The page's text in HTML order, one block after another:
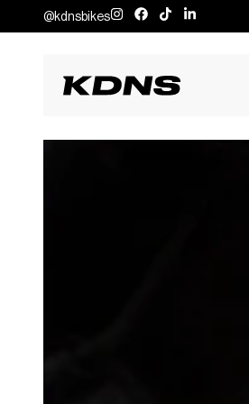
@kdnsbikes